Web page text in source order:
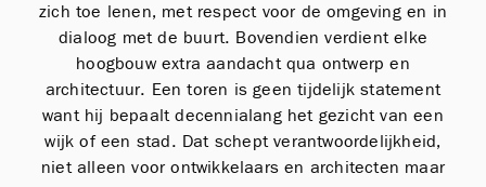
zich toe lenen, met respect voor de omgeving en in
dialoog met de buurt. Bovendien verdient elke
hoogbouw extra aandacht qua ontwerp en
architectuur. Een toren is geen tijdelijk statement
want hij bepaalt decennialang het gezicht van een
wijk of een stad. Dat schept verantwoordelijkheid,
niet alleen voor ontwikkelaars en architecten maar